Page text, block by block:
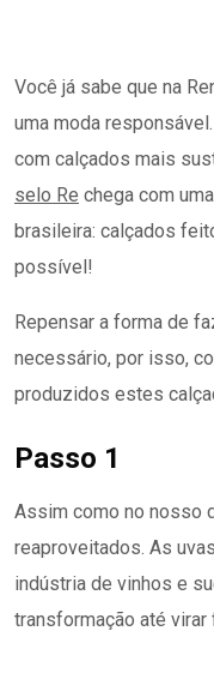
Você já sabe que na
uma moda
com calçados mais
selo Re chega com
brasileira: calçados
possível!
Repensar a forma de
necessário, por isso,
produzidos estes
Passo 1
Assim como no nosso
reaproveitados. As
indústria de vinhos e
transformação até virar